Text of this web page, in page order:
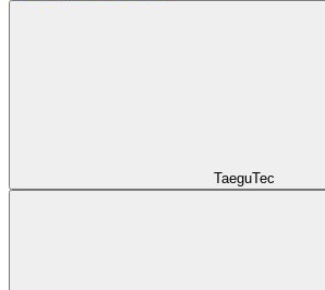
TaeguTec